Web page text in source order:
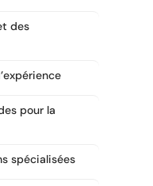
des
pour la
spécialisées